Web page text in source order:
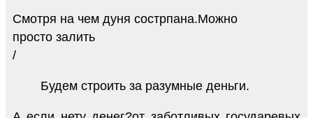
Смотря на чем дуня сострпана.Можно
просто залить
/
Будем строить за разумные деньги.